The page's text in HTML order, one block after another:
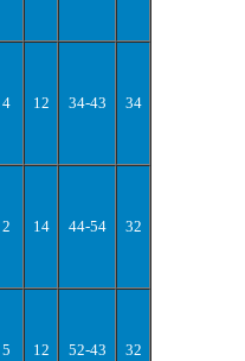
4 12 34-43
34
2 14 44-54
32
5 12 52-43
32